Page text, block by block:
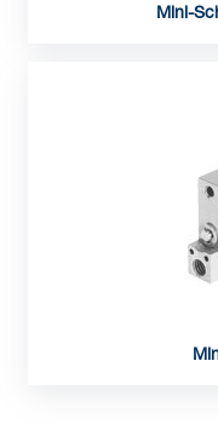
Mini-